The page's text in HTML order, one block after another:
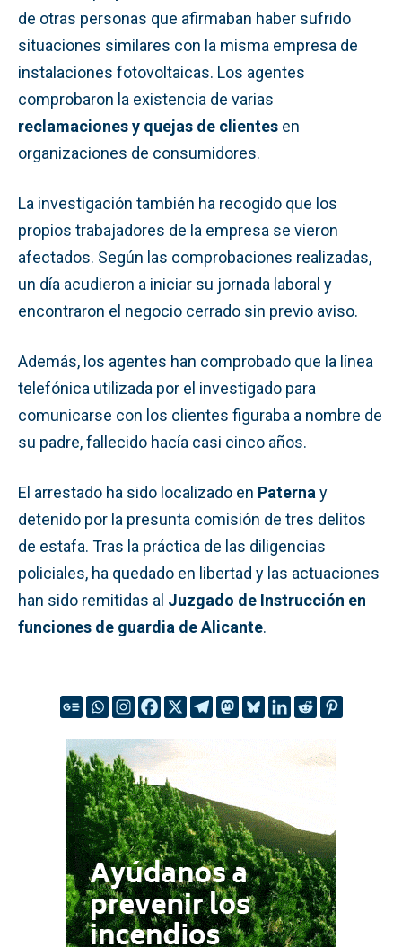
de otras personas que afirmaban haber sufrido
situaciones similares con la misma empresa de
instalaciones fotovoltaicas. Los agentes
comprobaron la existencia de varias
reclamaciones y quejas de clientes en
organizaciones de consumidores.
La investigación también ha recogido que los
propios trabajadores de la empresa se vieron
afectados. Según las comprobaciones realizadas,
un día acudieron a iniciar su jornada laboral y
encontraron el negocio cerrado sin previo aviso.
Además, los agentes han comprobado que la línea
telefónica utilizada por el investigado para
comunicarse con los clientes figuraba a nombre de
su padre, fallecido hacía casi cinco años.
El arrestado ha sido localizado en Paterna y
detenido por la presunta comisión de tres delitos
de estafa. Tras la práctica de las diligencias
policiales, ha quedado en libertad y las actuaciones
han sido remitidas al Juzgado de Instrucción en
funciones de guardia de Alicante.